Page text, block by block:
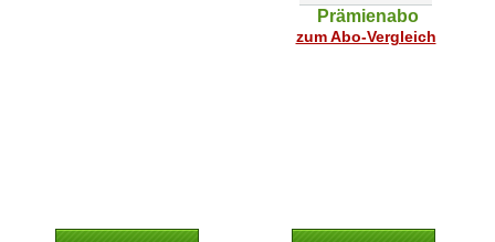
Prämienabo
zum Abo-Vergleich